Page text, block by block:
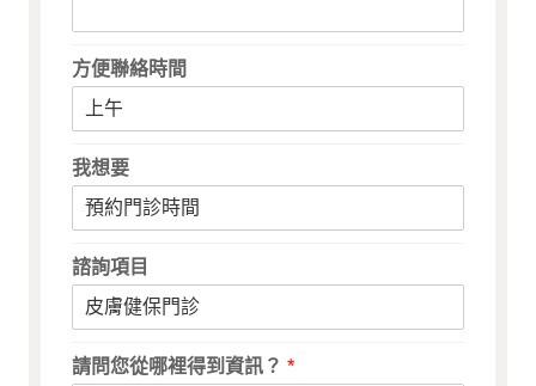
方便聯絡時間
我想要
諮詢項目
請問您從哪裡得到資訊？*